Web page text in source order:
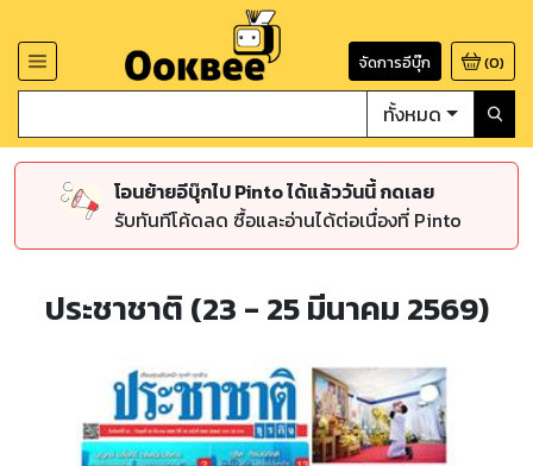
จัดการอีบุ๊ก (0)
ทั้งหมด
โอนย้ายอีบุ๊กไป Pinto ได้แล้ววันนี้ กดเลย
รับทันทีโค้ดลด ซื้อและอ่านได้ต่อเนื่องที่ Pinto
ประชาชาติ (23 - 25 มีนาคม 2569)